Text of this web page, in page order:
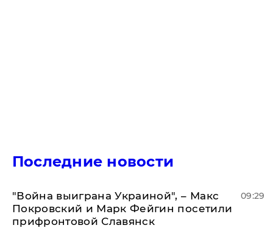
Последние новости
"Война выиграна Украиной", – Макс
Покровский и Марк Фейгин посетили
прифронтовой Славянск
09:29